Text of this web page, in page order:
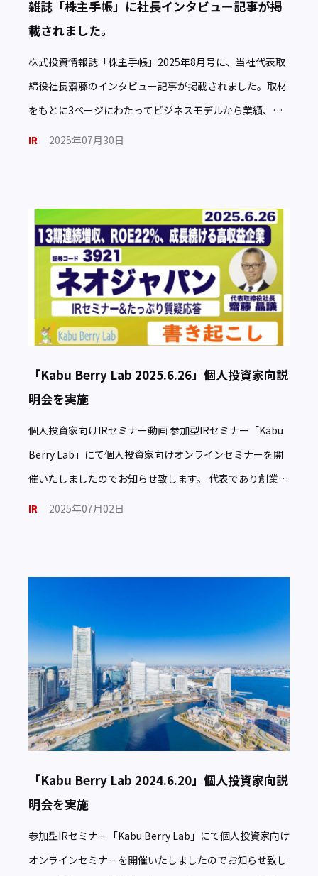
雑誌「株主手帳」に社長インタビュー記事が掲
載されました。
株式投資情報誌「株主手帳」2025年8月号に、当社代表取
締役社長齋藤のインタビュー記事が掲載されました。取材
をもとに3ページにわたってビジネスモデルから業績、今
後の成長戦略についてわかりやすくまとめていただきまし
IR 2025年07月30日
「Kabu Berry Lab 2025.6.26」個人投資家向説
明会を実施
個人投資家向けIRセミナー動画 参加型IRセミナー「Kabu
Berry Lab」にて個人投資家向けオンラインセミナーを開
催いたしましたのでお知らせ致します。 代表であり創業者
でもあり現役エンジニアの齋藤からネオジャパン […]
IR 2025年07月02日
「Kabu Berry Lab 2024.6.20」個人投資家向説
明会を実施
参加型IRセミナー「Kabu Berry Lab」にて個人投資家向け
オンラインセミナーを開催いたしましたのでお知らせ致し